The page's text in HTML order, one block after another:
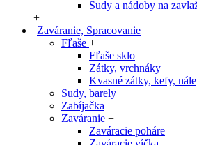
Sudy a nádoby na
+
Zaváranie, Spracovanie
Fľaše +
Fľaše sklo
Zátky, vrchnáky
Kvasné zátky, kefy,
Sudy, barely
Zabíjačka
Zaváranie +
Zaváracie poháre